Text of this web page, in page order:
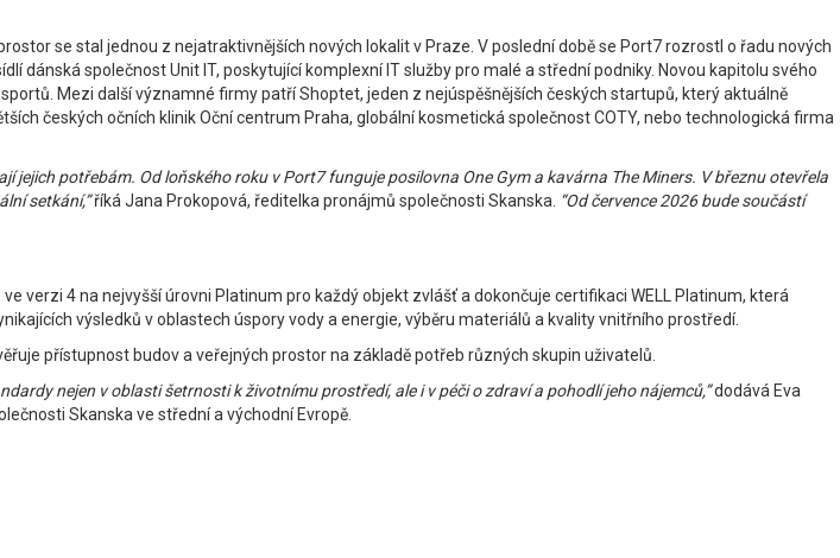
se stal jednou z nejatraktivnějších nových lokalit v Praze. V poslední době se Port7 rozrostl o řadu nových
společnost Unit IT, poskytující komplexní IT služby pro malé a střední podniky. Novou kapitolu svého
Mezi další významné firmy patří Shoptet, jeden z nejúspěšnějších českých startupů, který aktuálně
českých očních klinik Oční centrum Praha, globální kosmetická společnost COTY, nebo technologická firma
potřebám. Od loňského roku v Port7 funguje posilovna One Gym a kavárna The Miners. V březnu otevřela
setkání,”říká Jana Prokopová, ředitelka pronájmů společnosti Skanska. “Od července 2026 bude součástí
verzi 4 na nejvyšší úrovni Platinum pro každý objekt zvlášť a dokončuje certifikaci WELL Platinum, která
výsledků v oblastech úspory vody a energie, výběru materiálů a kvality vnitřního prostředí.
přístupnost budov a veřejných prostor na základě potřeb různých skupin uživatelů.
nejen v oblasti šetrnosti k životnímu prostředí, ale i v péči o zdraví a pohodlí jeho nájemců,”dodává Eva
Skanska ve střední a východní Evropě.